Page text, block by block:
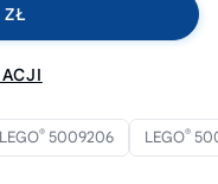
ZŁ
LEGO® 5009206 LEGO®